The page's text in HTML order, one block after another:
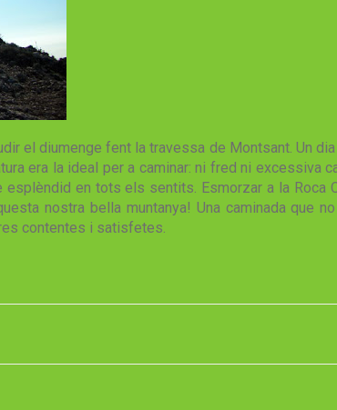
el diumenge fent la travessa de Montsant. Un
era la ideal per a caminar: ni fred ni excessiva
esplèndid en tots els sentits. Esmorzar a la
nostra bella muntanya! Una caminada que
contentes i satisfetes.